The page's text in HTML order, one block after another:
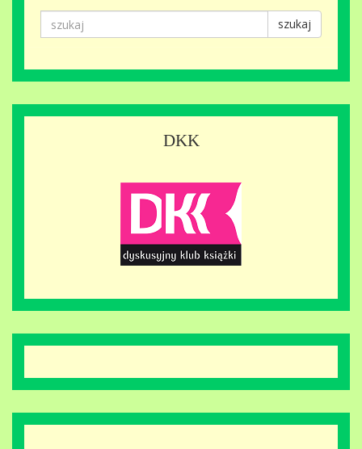
szukaj
DKK